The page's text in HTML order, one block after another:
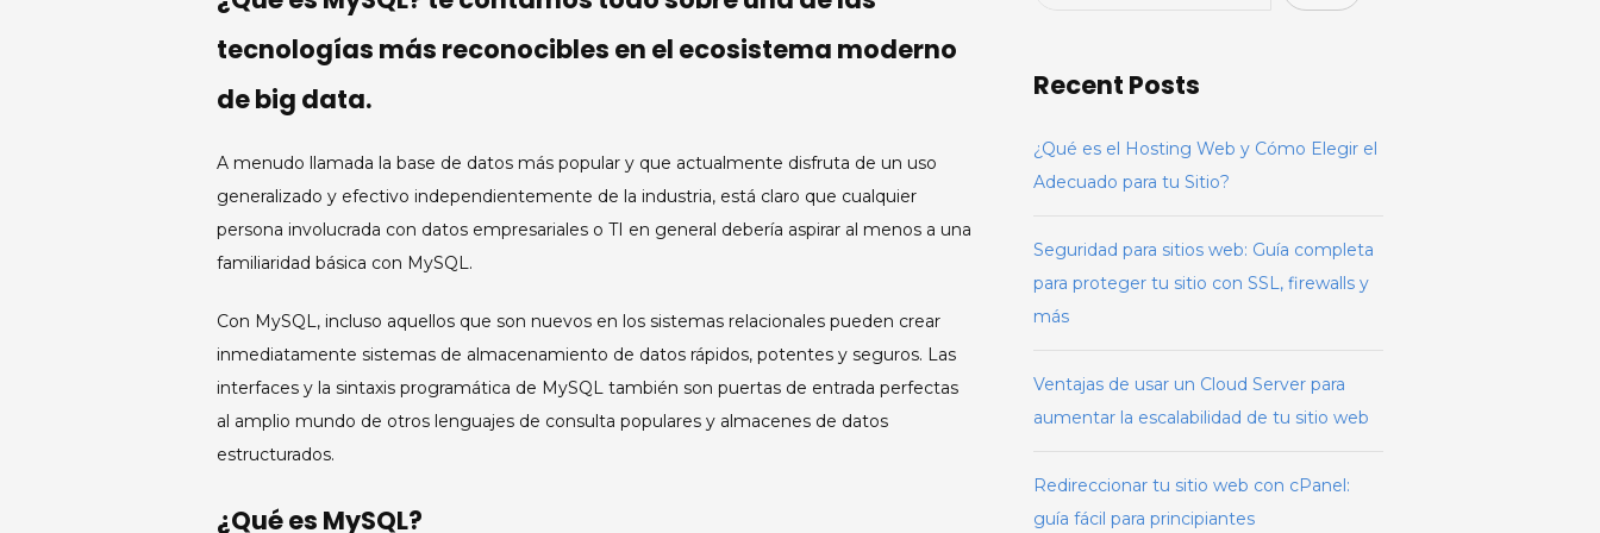
tecnologías más reconocibles en el ecosistema moderno
de big data.
A menudo llamada la base de datos más popular y que actualmente disfruta de un uso
generalizado y efectivo independientemente de la industria, está claro que cualquier
persona involucrada con datos empresariales o TI en general debería aspirar al menos a una
familiaridad básica con MySQL.
Con MySQL, incluso aquellos que son nuevos en los sistemas relacionales pueden crear
inmediatamente sistemas de almacenamiento de datos rápidos, potentes y seguros. Las
interfaces y la sintaxis programática de MySQL también son puertas de entrada perfectas
al amplio mundo de otros lenguajes de consulta populares y almacenes de datos
estructurados.
¿Qué es MySQL?
Recent Posts
¿Qué es el Hosting Web y Cómo Elegir el
Adecuado para tu Sitio?
Seguridad para sitios web: Guía completa
para proteger tu sitio con SSL, firewalls y
más
Ventajas de usar un Cloud Server para
aumentar la escalabilidad de tu sitio web
Redireccionar tu sitio web con cPanel:
guía fácil para principiantes